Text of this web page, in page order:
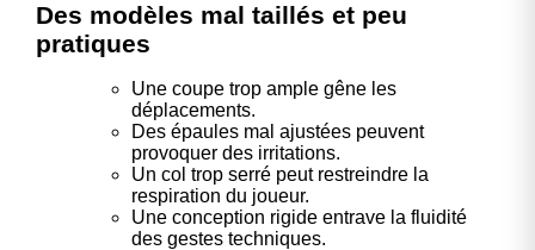
Des modèles mal taillés et peu
pratiques
Une coupe trop ample gêne les
déplacements.
Des épaules mal ajustées peuvent
provoquer des irritations.
Un col trop serré peut restreindre la
respiration du joueur.
Une conception rigide entrave la fluidité
des gestes techniques.